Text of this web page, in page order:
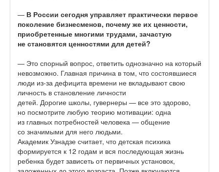
— В России сегодня управляет практически первое
поколение бизнесменов, почему же их ценности,
приобретенные многими трудами, зачастую
не становятся ценностями для детей?
— Это спорный вопрос, ответить однозначно на который
невозможно. Главная причина в том, что состоявшиеся
люди из-за дефицита времени не вкладывают свою
личность в становление личности
детей. Дорогие школы, гувернеры — все это здорово,
но посмотрите любую теорию мотивации: одна
из главных потребностей человека — общение
со значимыми для него людьми.
Академик Узнадзе считает, что детская психика
формируется к 12 годам и вся последующая жизнь
ребенка будет зависеть от первичных установок,